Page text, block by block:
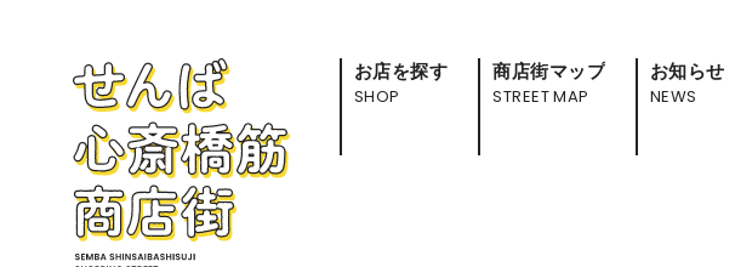
お店を探す
SHOP
商店街マップ
STREET MAP
お知らせ
NEWS